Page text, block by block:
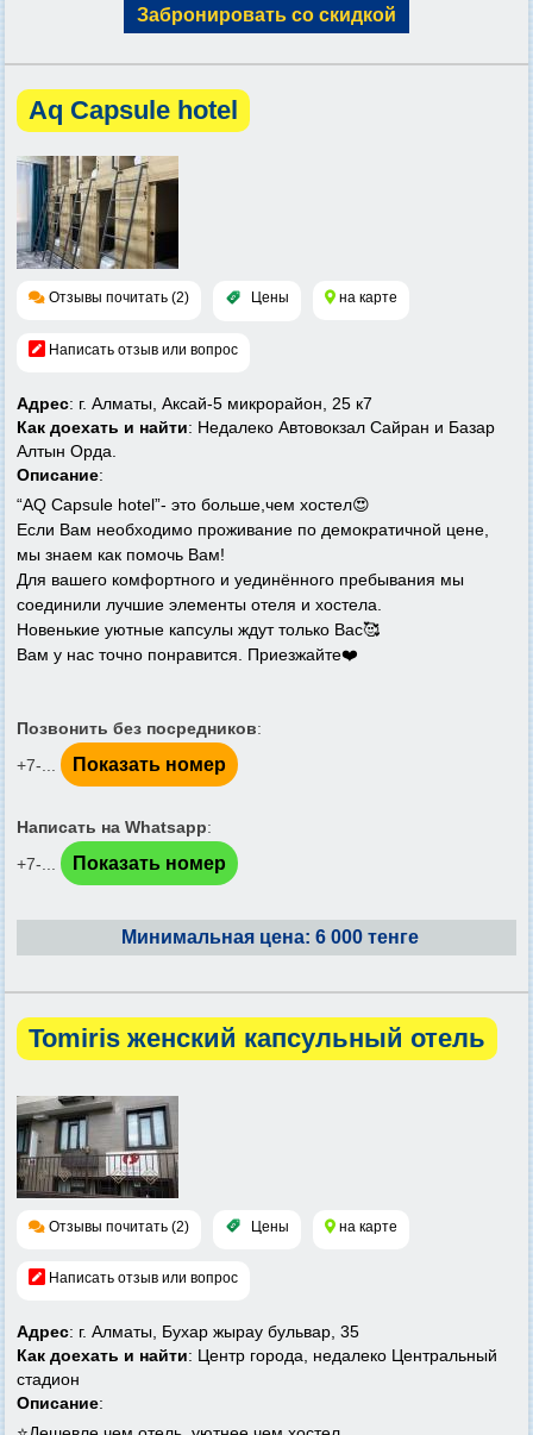
Забронировать со скидкой
Aq Capsule hotel
Отзывы почитать (2) Цены на карте
Написать отзыв или вопрос
Адрес: г. Алматы, Аксай-5 микрорайон, 25 к7
Как доехать и найти: Недалеко Автовокзал Сайран и Базар
Алтын Орда.
Описание:
“AQ Capsule hotel”- это больше,чем хостел😍
Если Вам необходимо проживание по демократичной цене,
мы знаем как помочь Вам!
Для вашего комфортного и уединённого пребывания мы
соединили лучшие элементы отеля и хостела.
Новенькие уютные капсулы ждут только Вас🥰
Вам у нас точно понравится. Приезжайте❤️
Позвонить без посредников:
+7-...
Показать номер
Написать на Whatsapp:
+7-...
Показать номер
Минимальная цена: 6 000 тенге
Tomiris женский капсульный отель
Отзывы почитать (2) Цены на карте
Написать отзыв или вопрос
Адрес: г. Алматы, Бухар жырау бульвар, 35
Как доехать и найти: Центр города, недалеко Центральный
стадион
Описание: